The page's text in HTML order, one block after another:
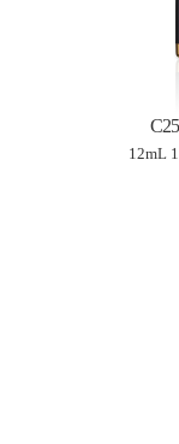
12mL